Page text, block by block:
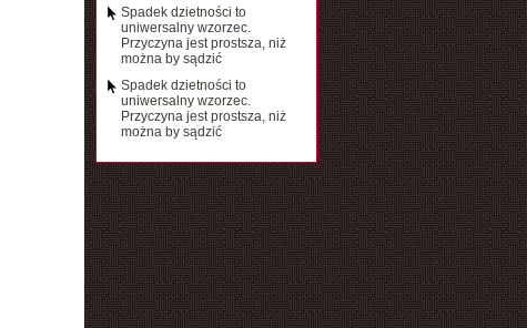
Spadek dzietności to
uniwersalny wzorzec.
Przyczyna jest prostsza, niż
można by sądzić
Spadek dzietności to
uniwersalny wzorzec.
Przyczyna jest prostsza, niż
można by sądzić